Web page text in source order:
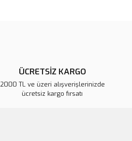
ÜCRETSİZ KARGO
2000 TL ve üzeri alışverişlerinizde
ücretsiz kargo fırsatı